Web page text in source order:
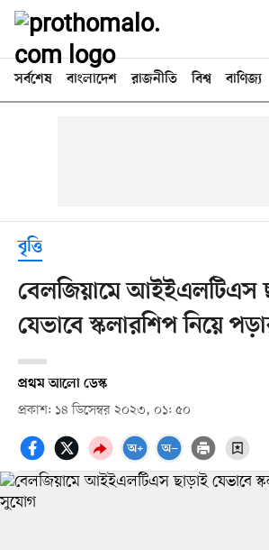
সর্বশেষ বাংলাদেশ রাজনীতি বিশ্ব বাণিজ্য
বৃত্তি
বেলজিয়ামে আইইএলটিএস
যেভাবে স্কলারশিপ নিয়ে
প্রথম আলো ডেস্ক
প্রকাশ: ১৪ ডিসেম্বর ২০২৩, ০১: ৫০